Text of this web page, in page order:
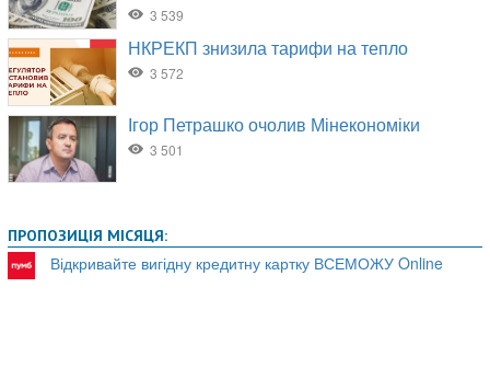
ПРОПОЗИЦІЯ МІСЯЦЯ:
Відкривайте вигідну кредитну картку ВСЕМОЖУ Online